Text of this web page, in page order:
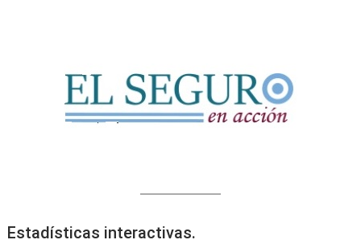
Estadísticas interactivas.